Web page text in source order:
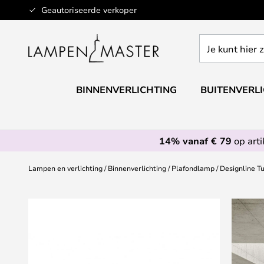
Geautoriseerde verkoper
Ga
naar
inhoud
kunt
zoeken
webwinkel
BINNENVERLICHTING
14% vanaf € 79 op
Lampen en verlichting Binnenverlichting Plafondlamp Designline